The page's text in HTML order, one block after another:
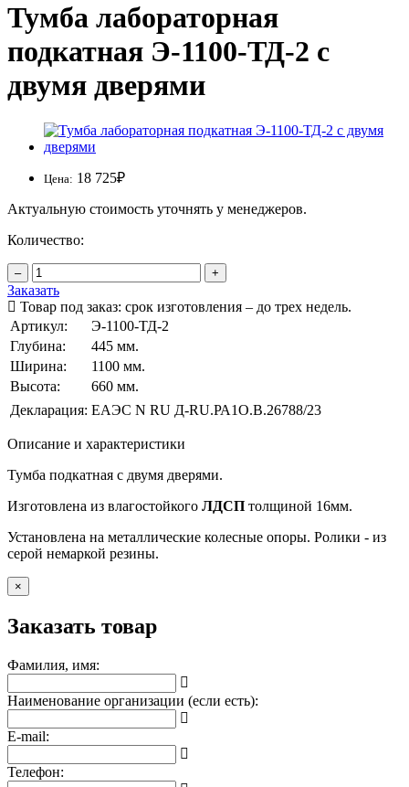
Тумба лабораторная
подкатная Э-1100-ТД-2 с
двумя дверями
Цена: 18 725₽
Актуальную стоимость уточнять у менеджеров.
Количество:
– +
Заказать
Товар под заказ: срок изготовления – до трех недель.
Артикул:
Э-1100-ТД-2
Глубина:
445 мм.
Ширина:
1100 мм.
Высота:
660 мм.
Декларация: ЕАЭС N RU Д-RU.РА1O.В.26788/23
Описание и характеристики
Тумба подкатная с двумя дверями.
Изготовлена из влагостойкого ЛДСП толщиной 16мм.
Установлена на металлические колесные опоры. Ролики - из
серой немаркой резины.
×
Заказать товар
Фамилия, имя:
Наименование организации (если есть):
E-mail:
Телефон: